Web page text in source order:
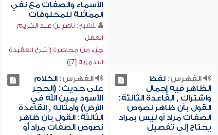
الأسماء والصفات مع نفي
المماثلة للمخلوقات
للشيخ: ناصر بن عبد الكريم
العقل
جزء من محاضرة ( شرح العقيدة
التدمرية [7])
الفهرس:لفظ
الظاهر فيه إجمال
واشتراك , القاعدة الثالثة:
القول بأن ظاهر نصوص
الصفات مراد أو ليس بمراد
يحتاج إلى تفصيل
الفهرس:الكلام
على حديث: (الحجر
الأسود يمين الله في
الأرض) وأمثاله , القاعدة
الثالثة: القول بأن ظاهر
نصوص الصفات مراد أو